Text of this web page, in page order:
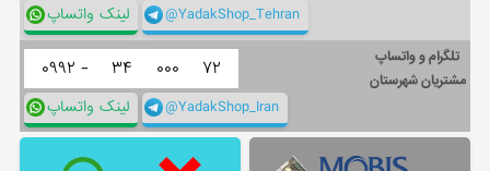
لینک واتساپ @YadakShop_Tehran
تلگرام و واتساپ
مشتریان شهرستان
۰۹۹۲ - ۳۴ ۰۰۰ ۷۲
لینک واتساپ @YadakShop_Iran